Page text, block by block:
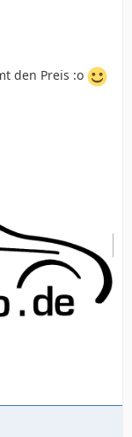
den Preis :o